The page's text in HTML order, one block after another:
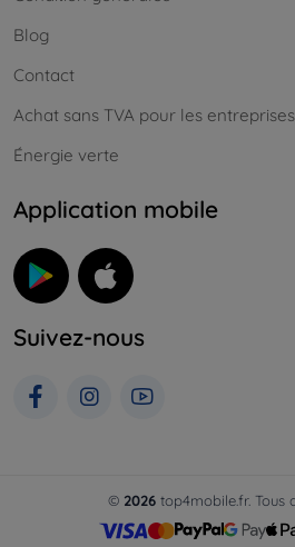
Blog
Contact
Achat sans TVA pour les entreprises
Énergie verte
Application mobile
Suivez-nous
© 2026 top4mobile.fr. Tous